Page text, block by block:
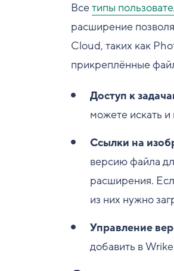
Всетипы
расширение
Cloud, таких как
прикреплённые
Доступ к
можете искать
Ссылки на
версию файла
расширения.
из них нужно
Управление
добавить в